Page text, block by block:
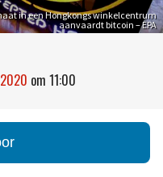
in een Hongkongs winkelcentrum
aanvaardt bitcoin – EPA
om 11:00